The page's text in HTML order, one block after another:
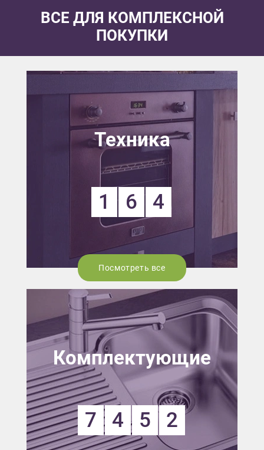
ВСЕ ДЛЯ КОМПЛЕКСНОЙ
ПОКУПКИ
Техника
1 6 4
Посмотреть все
Комплектующие
7 4 5 2